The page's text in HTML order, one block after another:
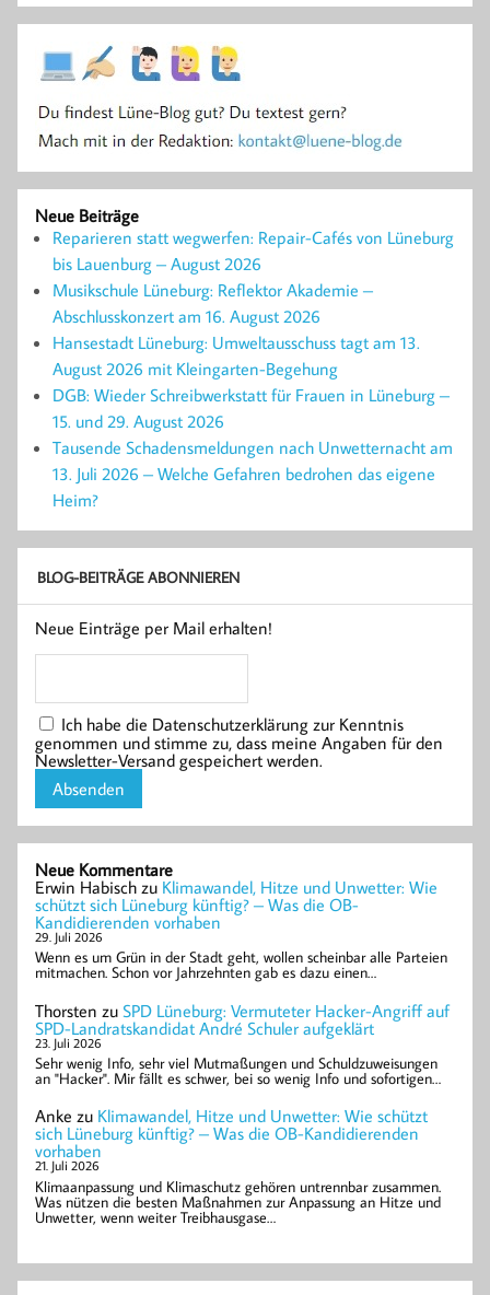
Neue Beiträge
Reparieren statt wegwerfen: Repair-Cafés von Lüneburg
bis Lauenburg – August 2026
Musikschule Lüneburg: Reflektor Akademie –
Abschlusskonzert am 16. August 2026
Hansestadt Lüneburg: Umweltausschuss tagt am 13.
August 2026 mit Kleingarten-Begehung
DGB: Wieder Schreibwerkstatt für Frauen in Lüneburg –
15. und 29. August 2026
Tausende Schadensmeldungen nach Unwetternacht am
13. Juli 2026 – Welche Gefahren bedrohen das eigene
Heim?
BLOG-BEITRÄGE ABONNIEREN
Neue Einträge per Mail erhalten!
Ich habe die Datenschutzerklärung zur Kenntnis
genommen und stimme zu, dass meine Angaben für den
Newsletter-Versand gespeichert werden.
Neue Kommentare
Erwin Habisch zu Klimawandel, Hitze und Unwetter: Wie
schützt sich Lüneburg künftig? – Was die OB-
Kandidierenden vorhaben
29. Juli 2026
Wenn es um Grün in der Stadt geht, wollen scheinbar alle Parteien
mitmachen. Schon vor Jahrzehnten gab es dazu einen…
Thorsten zu SPD Lüneburg: Vermuteter Hacker-Angriff auf
SPD-Landratskandidat André Schuler aufgeklärt
23. Juli 2026
Sehr wenig Info, sehr viel Mutmaßungen und Schuldzuweisungen
an "Hacker". Mir fällt es schwer, bei so wenig Info und sofortigen…
Anke zu Klimawandel, Hitze und Unwetter: Wie schützt
sich Lüneburg künftig? – Was die OB-Kandidierenden
vorhaben
21. Juli 2026
Klimaanpassung und Klimaschutz gehören untrennbar zusammen.
Was nützen die besten Maßnahmen zur Anpassung an Hitze und
Unwetter, wenn weiter Treibhausgase…